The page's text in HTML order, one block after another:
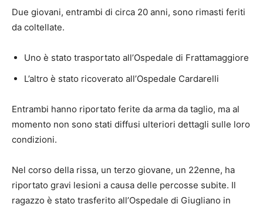
Due giovani, entrambi di circa 20 anni, sono rimasti feriti
da coltellate.
Uno è stato trasportato all’Ospedale di Frattamaggiore
L’altro è stato ricoverato all’Ospedale Cardarelli
Entrambi hanno riportato ferite da arma da taglio, ma al
momento non sono stati diffusi ulteriori dettagli sulle loro
condizioni.
Nel corso della rissa, un terzo giovane, un 22enne, ha
riportato gravi lesioni a causa delle percosse subite. Il
ragazzo è stato trasferito all’Ospedale di Giugliano in